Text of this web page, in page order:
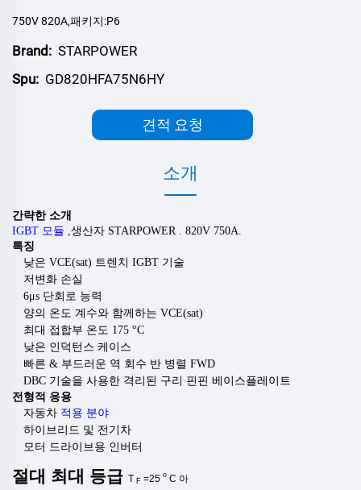
750V 820A,패키지:P6
Brand: STARPOWER
Spu: GD820HFA75N6HY
견적 요청
소개
간략한 소개
IGBT 모듈 ,생산자 STARPOWER . 820V 750A.
특징
낮은 VCE(sat) 트렌치 IGBT 기술
저변화 손실
6μs 단회로 능력
양의 온도 계수와 함께하는 VCE(sat)
최대 접합부 온도 175 °C
낮은 인덕턴스 케이스
빠른 & 부드러운 역 회수 반 병렬 FWD
DBC 기술을 사용한 격리된 구리 핀핀 베이스플레이트
전형적 응용
자동차 적용 분야
하이브리드 및 전기차
모터 드라이브용 인버터
절대 최대 등급 T F =25 o C 아